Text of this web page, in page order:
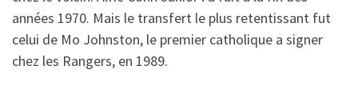
années 1970. Mais le transfert le plus retentissant fut
celui de Mo Johnston, le premier catholique a signer
chez les Rangers, en 1989.